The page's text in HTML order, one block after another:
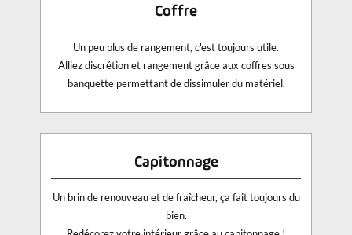
Coffre
Un peu plus de rangement, c'est toujours utile.
Alliez discrétion et rangement grâce aux coffres sous
banquette permettant de dissimuler du matériel.
Capitonnage
Un brin de renouveau et de fraîcheur, ça fait toujours du
bien.